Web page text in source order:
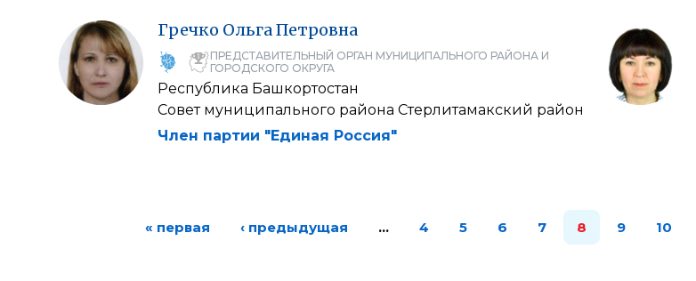
Гречко ОльгаПетровна
ПРЕДСТАВИТЕЛЬНЫЙ ОРГАН МУНИЦИПАЛЬНОГО РАЙОНА И
ГОРОДСКОГО ОКРУГА
Республика Башкортостан
Совет муниципального района Стерлитамакский район
Член партии "Единая Россия"
« первая ‹ предыдущая … 4 5 6 7 8 9 10